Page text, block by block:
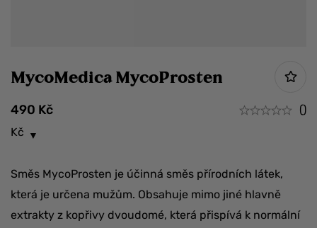
MycoMedica MycoProsten
490 Kč
()
Kč
Směs MycoProsten je účinná směs přírodních látek,
která je určena mužům. Obsahuje mimo jiné hlavně
extrakty z kopřivy dvoudomé, která přispívá k normální